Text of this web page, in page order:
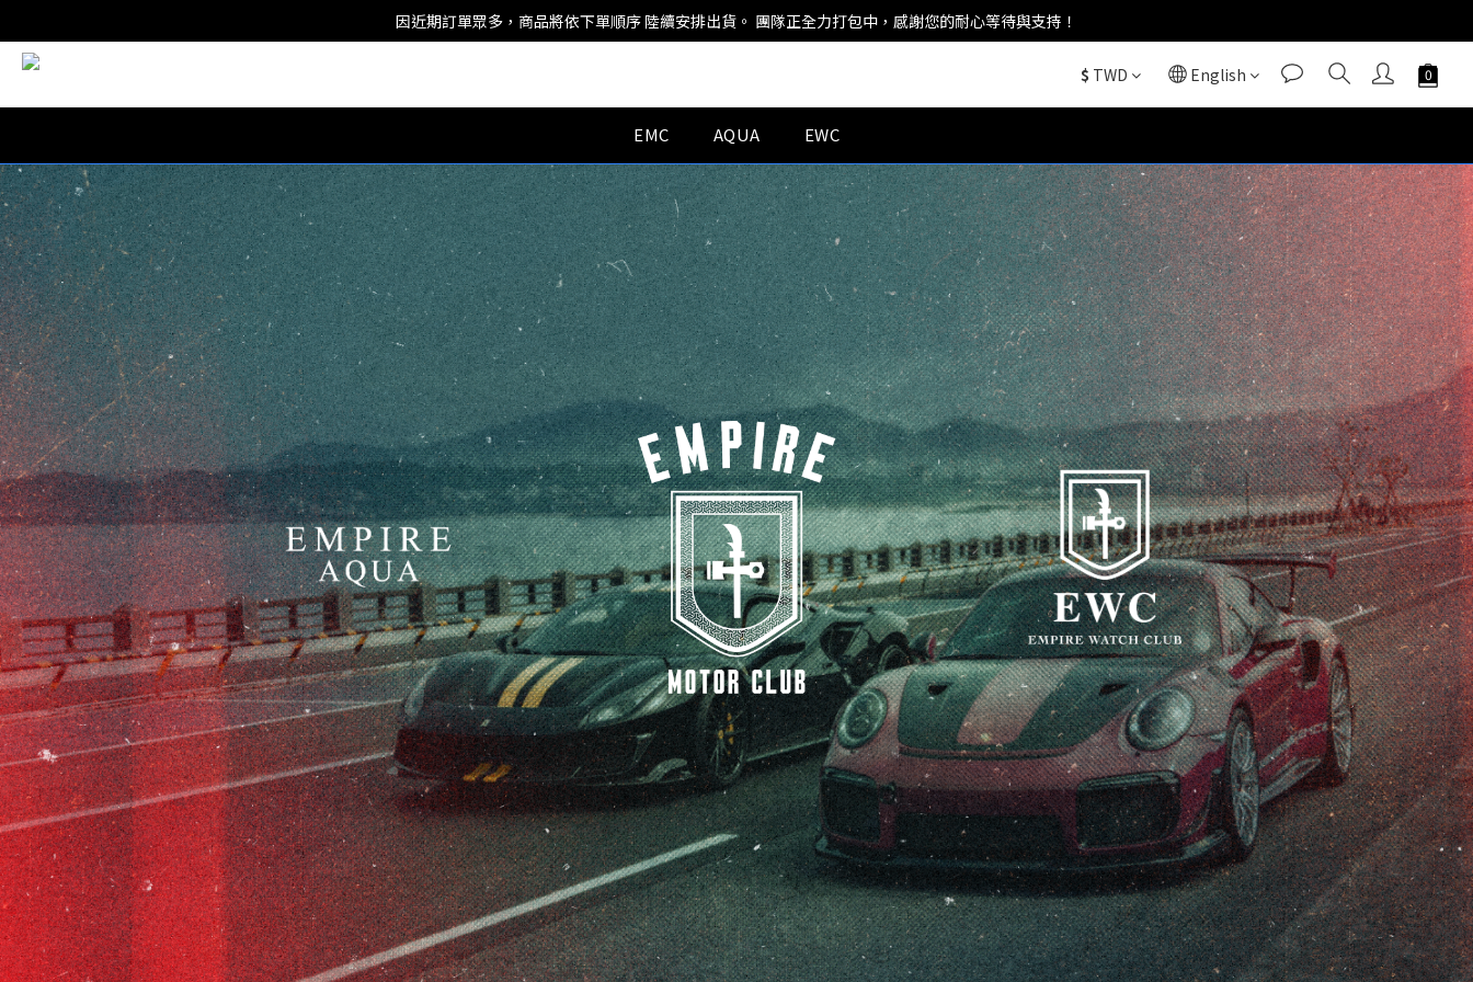
因近期訂單眾多，商品將依下單順序 陸續安排出貨。 團隊正全力打包中，感謝您的耐心等待與支持！
$ TWD English
EMC AQUA EWC